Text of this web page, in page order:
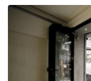
Conferentie